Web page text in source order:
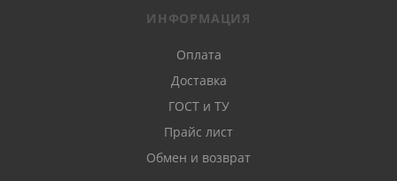
ИНФОРМАЦИЯ
Оплата
Доставка
ГОСТ и ТУ
Прайс лист
Обмен и возврат